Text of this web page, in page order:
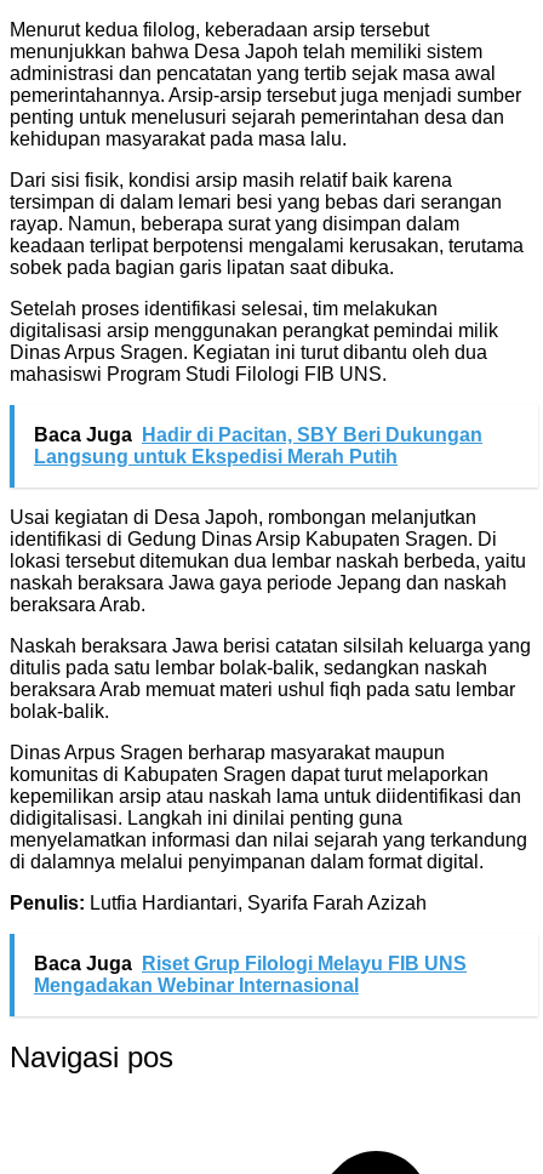
Menurut kedua filolog, keberadaan arsip tersebut
menunjukkan bahwa Desa Japoh telah memiliki sistem
administrasi dan pencatatan yang tertib sejak masa awal
pemerintahannya. Arsip-arsip tersebut juga menjadi sumber
penting untuk menelusuri sejarah pemerintahan desa dan
kehidupan masyarakat pada masa lalu.
Dari sisi fisik, kondisi arsip masih relatif baik karena
tersimpan di dalam lemari besi yang bebas dari serangan
rayap. Namun, beberapa surat yang disimpan dalam
keadaan terlipat berpotensi mengalami kerusakan, terutama
sobek pada bagian garis lipatan saat dibuka.
Setelah proses identifikasi selesai, tim melakukan
digitalisasi arsip menggunakan perangkat pemindai milik
Dinas Arpus Sragen. Kegiatan ini turut dibantu oleh dua
mahasiswi Program Studi Filologi FIB UNS.
Baca Juga
Hadir di Pacitan, SBY Beri Dukungan
Langsung untuk Ekspedisi Merah Putih
Usai kegiatan di Desa Japoh, rombongan melanjutkan
identifikasi di Gedung Dinas Arsip Kabupaten Sragen. Di
lokasi tersebut ditemukan dua lembar naskah berbeda, yaitu
naskah beraksara Jawa gaya periode Jepang dan naskah
beraksara Arab.
Naskah beraksara Jawa berisi catatan silsilah keluarga yang
ditulis pada satu lembar bolak-balik, sedangkan naskah
beraksara Arab memuat materi ushul fiqh pada satu lembar
bolak-balik.
Dinas Arpus Sragen berharap masyarakat maupun
komunitas di Kabupaten Sragen dapat turut melaporkan
kepemilikan arsip atau naskah lama untuk diidentifikasi dan
didigitalisasi. Langkah ini dinilai penting guna
menyelamatkan informasi dan nilai sejarah yang terkandung
di dalamnya melalui penyimpanan dalam format digital.
Penulis: Lutfia Hardiantari, Syarifa Farah Azizah
Baca Juga
Riset Grup Filologi Melayu FIB UNS
Mengadakan Webinar Internasional
Navigasi pos